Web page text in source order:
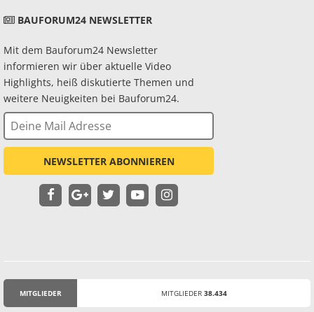
BAUFORUM24 NEWSLETTER
Mit dem Bauforum24 Newsletter
informieren wir über aktuelle Video
Highlights, heiß diskutierte Themen und
weitere Neuigkeiten bei Bauforum24.
NEWSLETTER ABONNIEREN
MITGLIEDER MITGLIEDER 38.434